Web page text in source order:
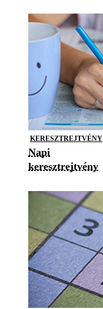
KERESZTREJTVÉNY
Napi
keresztrejtvény